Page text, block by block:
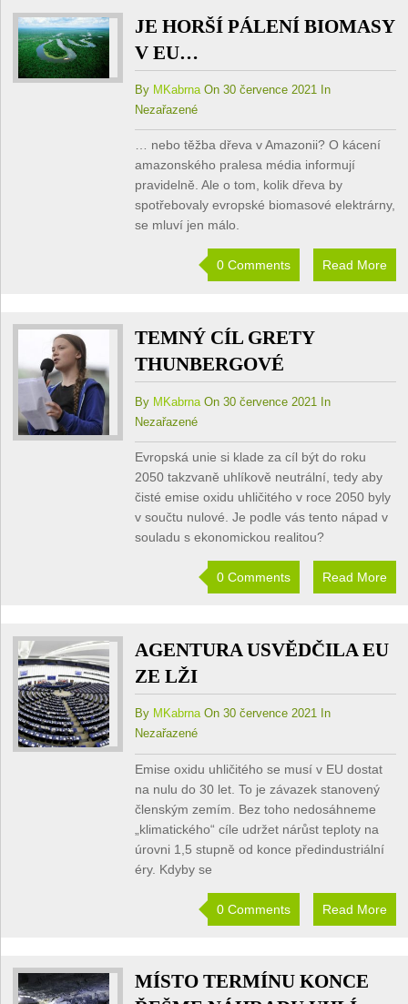
JE HORŠÍ PÁLENÍ BIOMASY
V EU…
By MKabrnaOn 30 července 2021 In
Nezařazené
… nebo těžba dřeva v Amazonii? O kácení
amazonského pralesa média informují
pravidelně. Ale o tom, kolik dřeva by
spotřebovaly evropské biomasové elektrárny,
se mluví jen málo.
0 Comments Read More
TEMNÝ CÍL GRETY
THUNBERGOVÉ
By MKabrnaOn 30 července 2021 In
Nezařazené
Evropská unie si klade za cíl být do roku
2050 takzvaně uhlíkově neutrální, tedy aby
čisté emise oxidu uhličitého v roce 2050 byly
v součtu nulové. Je podle vás tento nápad v
souladu s ekonomickou realitou?
0 Comments Read More
AGENTURA USVĚDČILA EU
ZE LŽI
By MKabrnaOn 30 července 2021 In
Nezařazené
Emise oxidu uhličitého se musí v EU dostat
na nulu do 30 let. To je závazek stanovený
členským zemím. Bez toho nedosáhneme
„klimatického“ cíle udržet nárůst teploty na
úrovni 1,5 stupně od konce předindustriální
éry. Kdyby se
0 Comments Read More
MÍSTO TERMÍNU KONCE